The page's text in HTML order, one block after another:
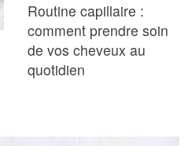
Routine capillaire :
comment prendre soin
de vos cheveux au
quotidien